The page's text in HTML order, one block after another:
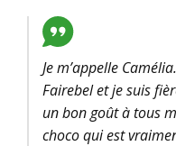
Je m’appelle
Fairebel et je suis
un bon goût à tous
choco qui est